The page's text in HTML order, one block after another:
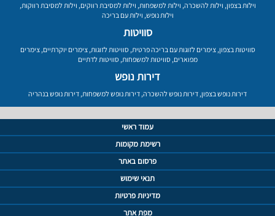
וילות בצפון, וילות להשכרה, וילות למשפחות, וילות למסיבת רווקים, וילות למסיבת רווקות,
וילות נופש, וילות עם בריכה
סוויטות
סוויטות בצפון,צימרים לזוגות עם בריכה פרטית,סוויטות לזוגות,צימרים יוקרתיים,צימרים
מפוארים,סוויטות למשפחות,סוויטות לדתיים
דירות נופש
דירות נופש בצפון, דירות נופש להשכרה, דירות נופש למשפחות, דירות נופש בנהריה
עמוד ראשי
רשימת מקומות
פרסום באתר
תנאי שימוש
מדיניות פרטיות
מפת אתר